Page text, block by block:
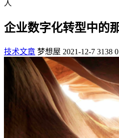
人
企业数字化转型中的
技术文章 梦想屋 2021-12-7 3138 0